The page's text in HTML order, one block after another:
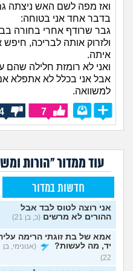
ואז מפה לשם האש ניצתה גם
בדבר אחד אני בטוחה:
גבר שרודף אחרי בחורה
ולזרוק אותה לבריכה,
איתה.
ואני לא רומזת חלילה
אבל אני בכלל לא אתפלא
למשוואה.
7
עוד ממדור "הורות
חדשות במדור
אני רוצה לטוס לבד אבל
ההורים לא מרשים (כ, בן 21)
אמא של בת זוגתי הרימה
יד, מה לעשות?
(אנונימי, בן
22)